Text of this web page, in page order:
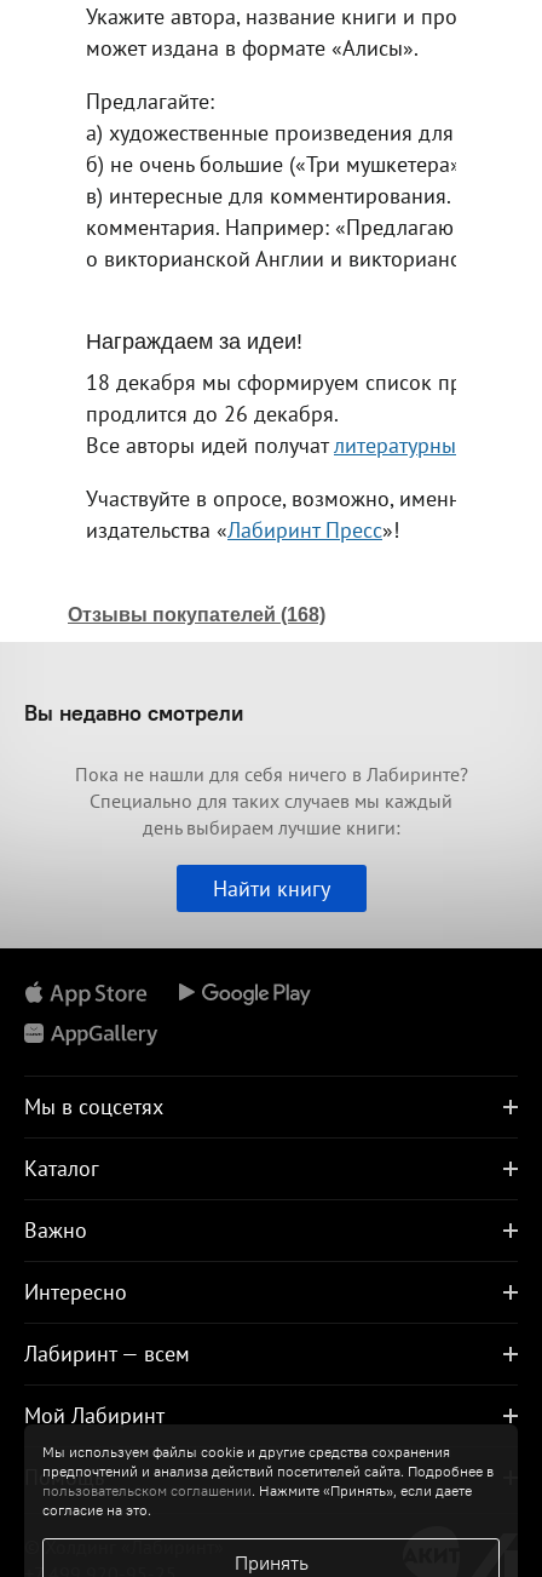
Укажите автора, название книги и
может издана в формате «Алисы».
Предлагайте:
а) художественные произведения для детей.
б) не очень большие («Три мушкетера»,
в) интересные для комментирования.
комментария. Например: «Предлагаю
о викторианской Англии и викторианском
Награждаем за идеи!
18 декабря мы сформируем список
продлится до 26 декабря.
Все авторы идей получатлитературный
Участвуйте в опросе, возможно, именно ваша
издательства «Лабиринт Пресс»!
Отзывы покупателей (168)
Мы используем файлы cookie и другие средства сохранения
предпочтений и анализа действий посетителей сайта. Подробнее в
пользовательском соглашении. Нажмите «Принять», если даете
согласие на это.
Принять
Вы недавно смотрели
Пока не нашли для себя ничего в Лабиринте?
Специально для таких случаев мы каждый
день выбираем лучшие книги:
Найти книгу
Мы в соцсетях
Каталог
Важно
Интересно
Лабиринт — всем
Мой Лабиринт
Помощь
© Холдинг «Лабиринт»